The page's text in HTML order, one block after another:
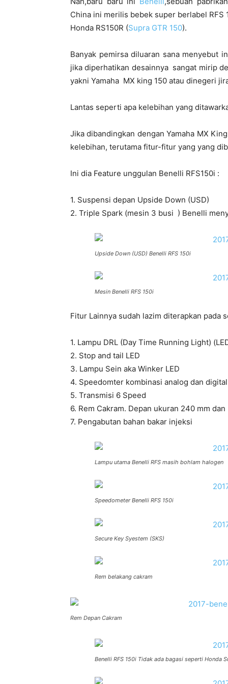
China ini merilis bebek super berlabel RFS
Honda RS150R (Supra GTR 150).
Banyak pemirsa diluaran sana menyebut
jika diperhatikan desainnya sangat mirip
yakni Yamaha MX king 150 atau dinegeri
Lantas seperti apa kelebihan yang
Jika dibandingkan dengan Yamaha MX
kelebihan, terutama fitur-fitur yang yang
Ini dia Feature unggulan Benelli RFS150i :
1. Suspensi depan Upside Down (USD)
2. Triple Spark (mesin 3 busi ) Benelli
Upside Down (USD) Benelli RFS 150i
Mesin Benelli RFS 150i
Fitur Lainnya sudah lazim diterapkan pada
1. Lampu DRL (Day Time Running Light)
2. Stop and tail LED
3. Lampu Sein aka Winker LED
4. Speedomter kombinasi analog dan digital
5. Transmisi 6 Speed
6. Rem Cakram. Depan ukuran 240 mm
7. Pengabutan bahan bakar injeksi
Lampu utama Benelli RFS masih bohlam halogen
Speedometer Benelli RFS 150i
Secure Key Syestem (SKS)
Rem belakang cakram
Rem Depan Cakram
Benelli RFS 150i Tidak ada bagasi seperti Honda